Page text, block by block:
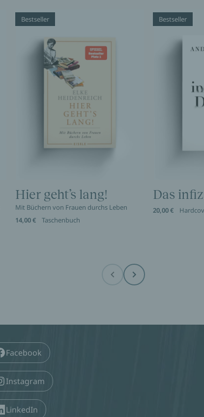
Bestseller
Hier geht’s lang!
Mit Büchern von Frauen durchs Leben
14,00 €
Taschenbuch
Bestseller
Das
20,00 €
Before Next
Facebook
Instagram
LinkedIn